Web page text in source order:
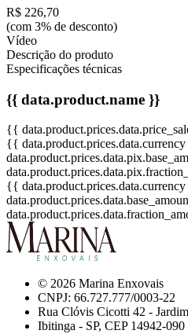
R$ 226,70
(com 3% de desconto)
Vídeo
Descrição do produto
Especificações técnicas
{{ data.product.name }}
{{
{{
{{
© 2026 Marina Enxovais
CNPJ: 66.727.777/0003-22
Rua Clóvis Cicotti 42 -
Ibitinga - SP, CEP 14942-090